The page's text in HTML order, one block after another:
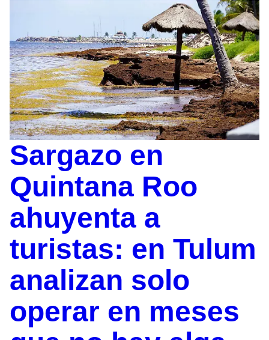
Sargazo en
Quintana Roo
ahuyenta a
turistas: en Tulum
analizan solo
operar en meses